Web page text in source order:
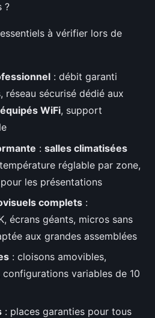
?
à vérifier lors de
: débit garanti
réseau sécurisé dédié aux
WiFi, support
: salles climatisées
réglable par zone,
les présentations
complets :
écrans géants, micros sans
aux grandes assemblées
: cloisons amovibles,
variables de 10
: places garanties pour tous